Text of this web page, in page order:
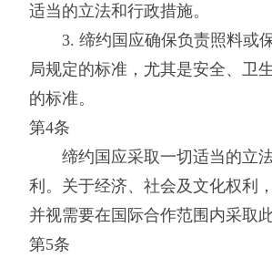
适当的立法和行政措施。
3. 缔约国应确保负责照料或保
局规定的标准，尤其是安全、卫
的标准。
第4条
缔约国应采取一切适当的立法
利。关于经济、社会及文化权利
并视需要在国际合作范围内采取
第5条